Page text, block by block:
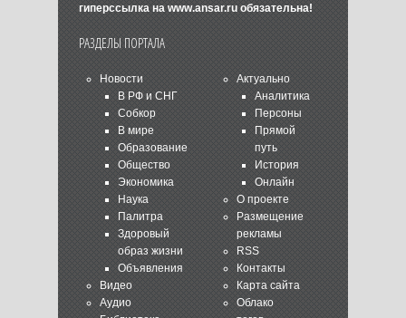
гиперссылка на www.ansar.ruобязательна!
РАЗДЕЛЫ ПОРТАЛА
Новости
В РФ и СНГ
Собкор
В мире
Образование
Общество
Экономика
Наука
Палитра
Здоровый
образ жизни
Объявления
Видео
Аудио
Актуально
Аналитика
Персоны
Прямой
путь
История
Онлайн
О проекте
Размещение
рекламы
RSS
Контакты
Карта сайта
Облако